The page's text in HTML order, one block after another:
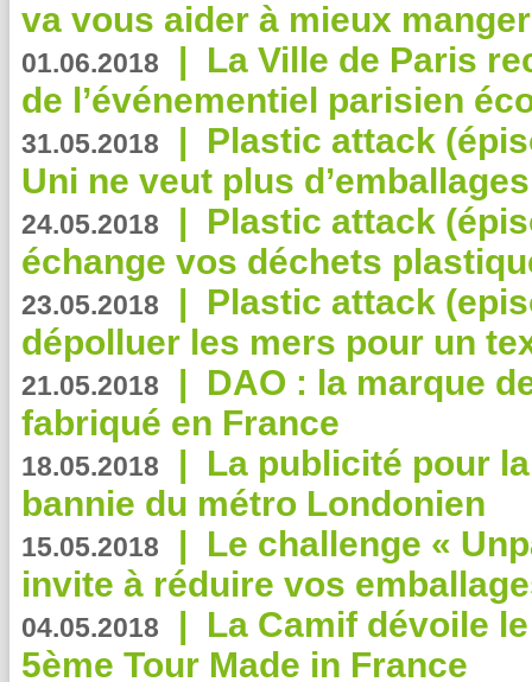
va vous aider à mieux
01.06.2018 | La Ville de Paris
de l’événementiel parisien
31.05.2018 | Plastic attack
Uni ne veut plus
24.05.2018 | Plastic attack
échange vos déchets
23.05.2018 | Plastic attack
dépolluer les mers pour un
21.05.2018 | DAO : la marque
fabriqué en France
18.05.2018 | La publicité pour
bannie du métro Londonien
15.05.2018 | Le challenge «
invite à réduire vos
04.05.2018 | La Camif dévoile
5ème Tour Made in France